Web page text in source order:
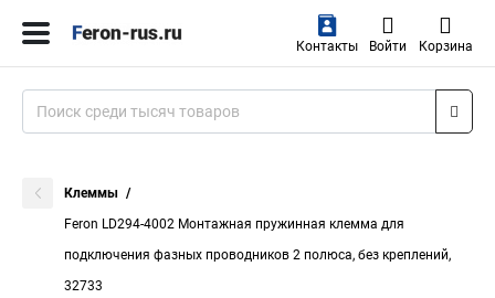
Контакты Войти Корзина
Клеммы
Feron LD294-4002 Монтажная пружинная клемма для
подключения фазных проводников 2 полюса, без креплений,
32733